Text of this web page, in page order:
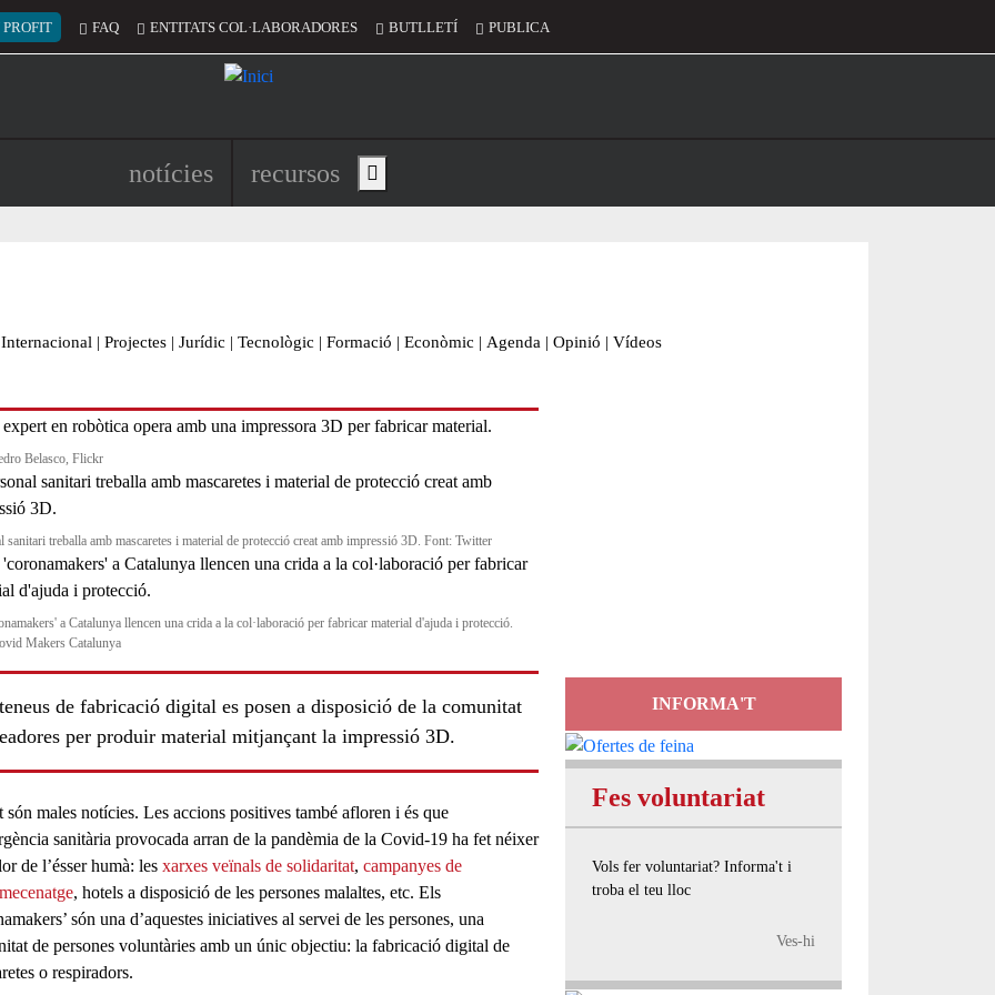
del compte d'usuari
PROFIT FAQ ENTITATS COL·LABORADORES BUTLLETÍ PUBLICA
Navegació principal de l'encapçalament
notícies recursos Show main menu
Internacional | Projectes | Jurídic | Tecnològic | Formació | Econòmic | Agenda | Opinió | Vídeos
Belasco, Flickr
sanitari treballa amb mascaretes i material de protecció creat amb impressió 3D. Font: Twitter
a Catalunya llencen una crida a la col·laboració per fabricar material d'ajuda i protecció.
Makers Catalunya
de fabricació digital es posen a disposició de la comunitat
per produir material mitjançant la impressió 3D.
són males notícies. Les accions positives també afloren i és que
sanitària provocada arran de la pandèmia de la Covid-19ha fet néixer
de l’ésser humà: les xarxes veïnals de solidaritat, campanyes de
, hotels a disposició de les persones malaltes, etc. Els
’ són una d’aquestes iniciatives al servei de les persones, una
de persones voluntàriesamb un únic objectiu: la fabricació digital de
o respiradors.
INFORMA'T
Fes voluntariat
Vols fer voluntariat? Informa't i
troba el teu lloc
Ves-hi